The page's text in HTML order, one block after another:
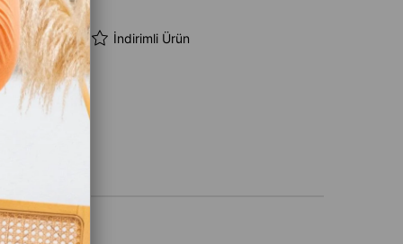
Ekle İndirimli Ürün
Haber Ver
(0)